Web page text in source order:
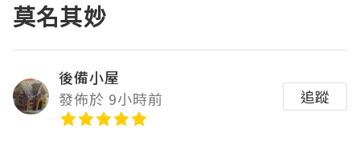
莫名其妙
後備小屋
發佈於 9小時前
追蹤